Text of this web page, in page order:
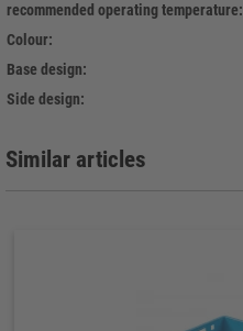
recommended operating temperature:
Colour:
Base design:
Side design:
Similar articles